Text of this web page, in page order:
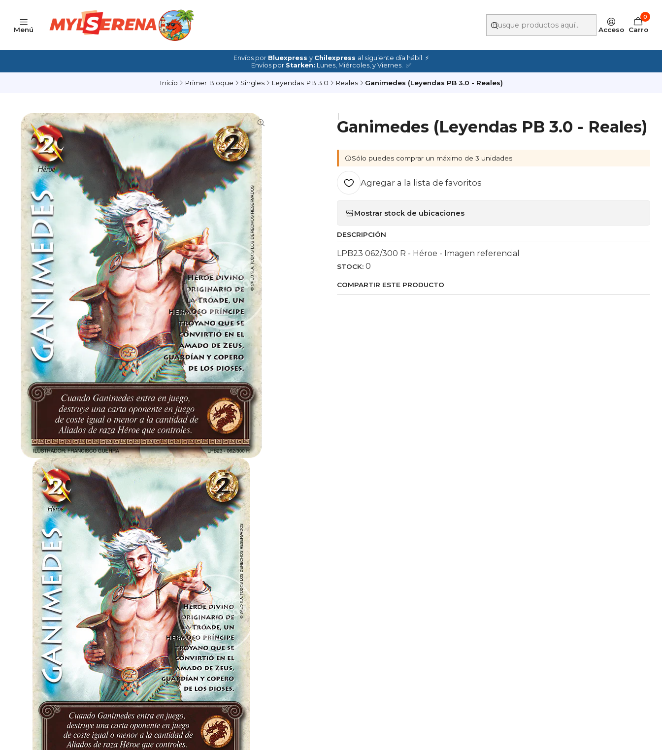
Menú Acceso
0
Carro
Envíos por Bluexpress y Chilexpress al siguiente día hábil. ⚡
Envíos por Starken: Lunes, Miércoles, y Viernes. ✅
Inicio Primer Bloque Singles Leyendas PB 3.0 Reales Ganimedes (Leyendas PB 3.0 - Reales)
|
Ganimedes (Leyendas PB 3.0 - Reales)
Sólo puedes comprar un máximo de 3 unidades
Agregar a la lista de favoritos
Mostrar stock de ubicaciones
DESCRIPCIÓN
LPB23 062/300 R - Héroe - Imagen referencial
STOCK: 0
COMPARTIR ESTE PRODUCTO